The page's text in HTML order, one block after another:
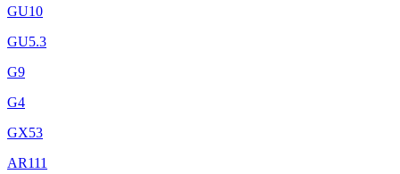
GU10
GU5.3
G9
G4
GX53
AR111